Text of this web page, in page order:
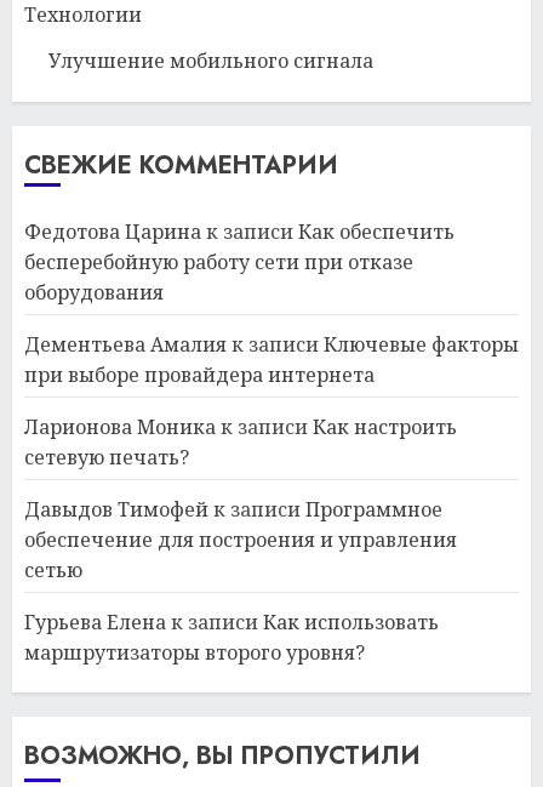
Технологии
Улучшение мобильного сигнала
СВЕЖИЕ КОММЕНТАРИИ
Федотова Царинак записиКак обеспечить
бесперебойную работу сети при отказе
оборудования
Дементьева Амалияк записиКлючевые факторы
при выборе провайдера интернета
Ларионова Моникак записиКак настроить
сетевую печать?
Давыдов Тимофейк записиПрограммное
обеспечение для построения и управления
сетью
Гурьева Еленак записиКак использовать
маршрутизаторы второго уровня?
ВОЗМОЖНО, ВЫ ПРОПУСТИЛИ